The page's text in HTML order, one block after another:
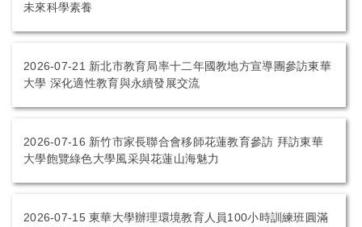
未來科學素養
2026-07-21 新北市教育局率十二年國教地方宣導團參訪東華
大學 深化適性教育與永續發展交流
2026-07-16 新竹市家長聯合會移師花蓮教育參訪 拜訪東華
大學飽覽綠色大學風采與花蓮山海魅力
2026-07-15東華大學辦理環境教育人員100小時訓練班圓滿